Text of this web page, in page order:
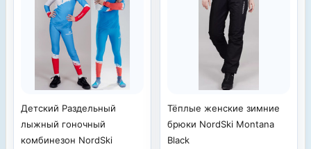
Детский Раздельный
лыжный гоночный
комбинезон NordSki
Тёплые женские зимние
брюки NordSki Montana
Black